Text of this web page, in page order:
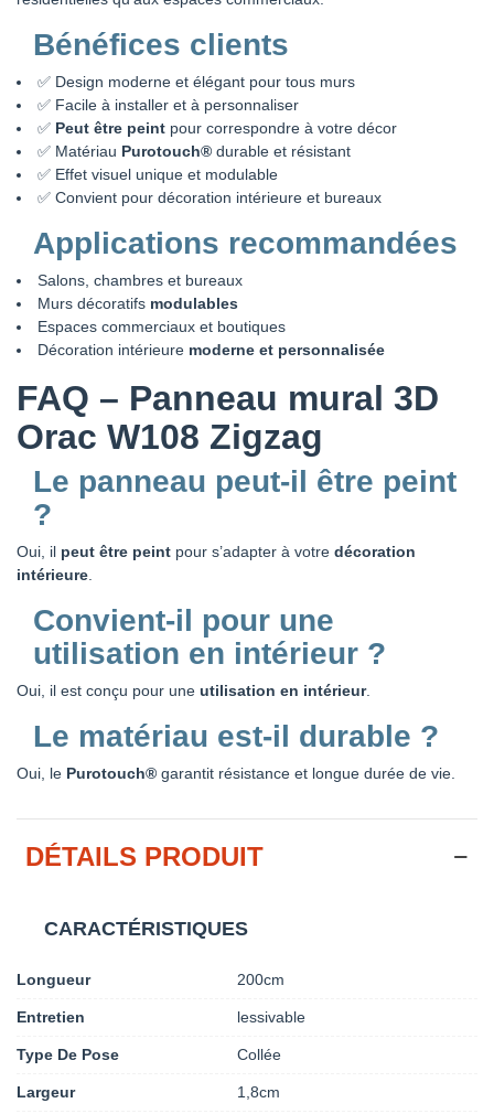
Bénéfices clients
✅ Design moderne et élégant pour tous murs
✅ Facile à installer et à personnaliser
✅ Peut être peint pour correspondre à votre décor
✅ Matériau Purotouch® durable et résistant
✅ Effet visuel unique et modulable
✅ Convient pour décoration intérieure et bureaux
Applications recommandées
Salons, chambres et bureaux
Murs décoratifs modulables
Espaces commerciaux et boutiques
Décoration intérieure moderne et personnalisée
FAQ – Panneau mural 3D
Orac W108 Zigzag
Le panneau peut-il être peint
?
Oui, il peut être peint pour s’adapter à votre décoration
intérieure
Convient-il pour une
utilisation en intérieur ?
Oui, il est conçu pour une utilisation en intérieur.
Le matériau est-il durable ?
Oui, le Purotouch® garantit résistance et longue durée de vie.
DÉTAILS PRODUIT
CARACTÉRISTIQUES
Longueur 200cm
Entretien lessivable
Type De Pose Collée
Largeur 1,8cm